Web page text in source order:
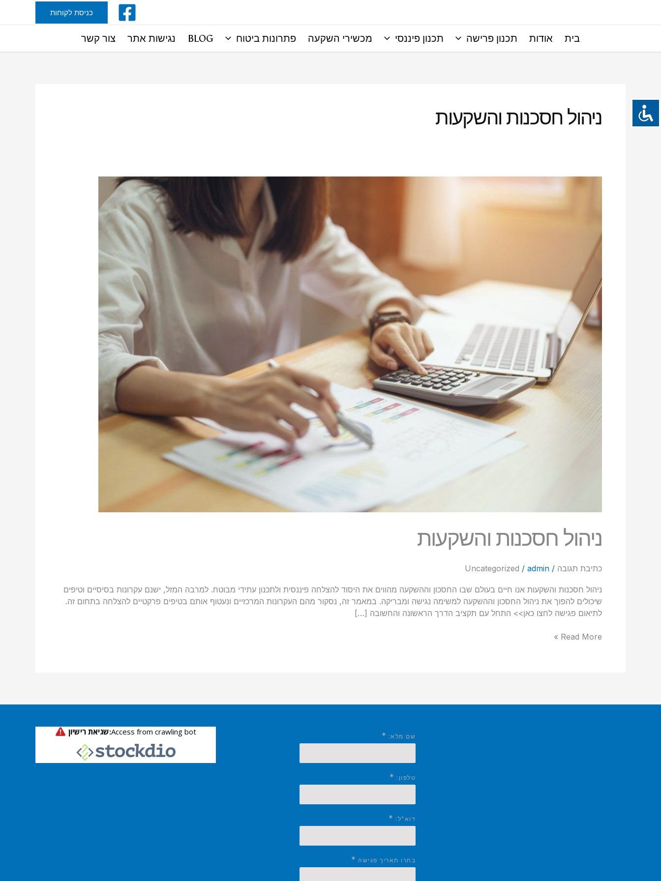
כניסת לקוחות
בית אודות תכנון פרישה תכנון פיננסי מכשירי השקעה פתרונות ביטוח BLOG נגישות אתר צור קשר
ניהול חסכנות והשקעות
ניהול חסכנות והשקעות
כתיבת תגובה /
Uncategorized / admin
ניהול חסכנות והשקעות אנו חיים בעולם שבו החסכון וההשקעה מהווים את היסוד להצלחה פיננסית ולתכנון עתידי מבוטח. למרבה המזל, ישנם עקרונות בסיסיים וטיפים
שיכולים להפוך את ניהול החסכון וההשקעה למשימה נגישה ומבריקה. במאמר זה, נסקור מהם העקרונות המרכזיים ונעטוף אותם בטיפים פרקטיים להצלחה בתחום זה.
לתיאום פגישה לחצו כאן>> התחל עם תקציב הדרך הראשונה והחשובה […]
Read More »
שם מלא: *
טלפון: *
דוא"ל: *
בחרו תאריך פגישה *